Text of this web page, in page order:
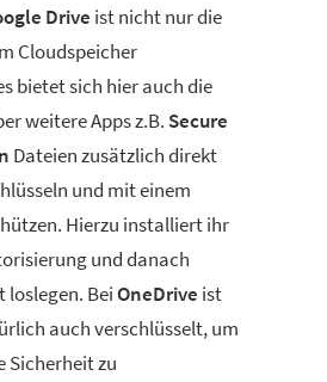
Drive ist nicht nur die
Cloudspeicher
bietet sich hier auch die
weitere Apps z.B. Secure
Dateien zusätzlich direkt
und mit einem
Hierzu installiert ihr
und danach
BeiOneDrive ist
auch verschlüsselt, um
Sicherheit zu